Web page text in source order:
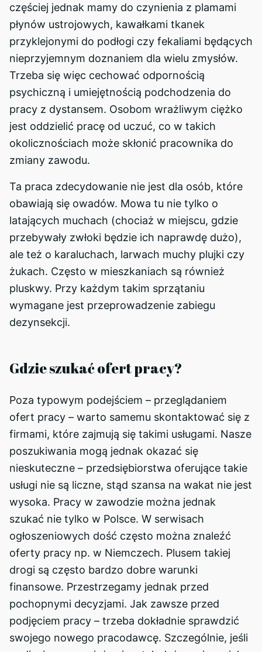
częściej jednak mamy do czynienia z plamami
płynów ustrojowych, kawałkami tkanek
przyklejonymi do podłogi czy fekaliami będących
nieprzyjemnym doznaniem dla wielu zmysłów.
Trzeba się więc cechować odpornością
psychiczną i umiejętnością podchodzenia do
pracy z dystansem. Osobom wrażliwym ciężko
jest oddzielić pracę od uczuć, co w takich
okolicznościach może skłonić pracownika do
zmiany zawodu.
Ta praca zdecydowanie nie jest dla osób, które
obawiają się owadów. Mowa tu nie tylko o
latających muchach (chociaż w miejscu, gdzie
przebywały zwłoki będzie ich naprawdę dużo),
ale też o karaluchach, larwach muchy plujki czy
żukach. Często w mieszkaniach są również
pluskwy. Przy każdym takim sprzątaniu
wymagane jest przeprowadzenie zabiegu
dezynsekcji.
Gdzie szukać ofert pracy?
Poza typowym podejściem – przeglądaniem
ofert pracy – warto samemu skontaktować się z
firmami, które zajmują się takimi usługami. Nasze
poszukiwania mogą jednak okazać się
nieskuteczne – przedsiębiorstwa oferujące takie
usługi nie są liczne, stąd szansa na wakat nie jest
wysoka. Pracy w zawodzie można jednak
szukać nie tylko w Polsce. W serwisach
ogłoszeniowych dość często można znaleźć
oferty pracy np. w Niemczech. Plusem takiej
drogi są często bardzo dobre warunki
finansowe. Przestrzegamy jednak przed
pochopnymi decyzjami. Jak zawsze przed
podjęciem pracy – trzeba dokładnie sprawdzić
swojego nowego pracodawcę. Szczególnie, jeśli